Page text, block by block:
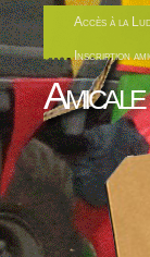
Accès à la
Inscription